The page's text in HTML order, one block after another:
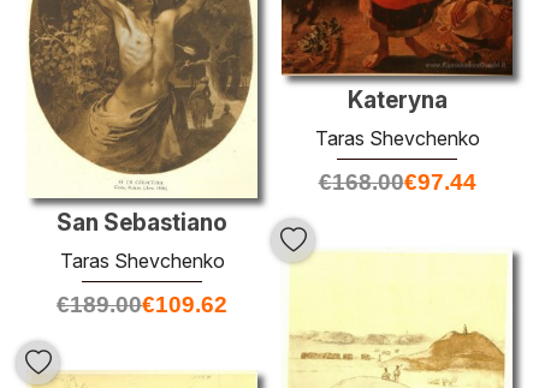
Kateryna
Taras Shevchenko
€168.00€97.44
San Sebastiano
Taras Shevchenko
€189.00€109.62